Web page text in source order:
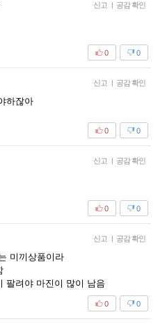
신고 | 공감 확인
0
0
신고 | 공감 확인
하잖아
0
0
신고 | 공감 확인
0
0
신고 | 공감 확인
미끼상품이라
팔려야 마진이 많이 남음
0
0